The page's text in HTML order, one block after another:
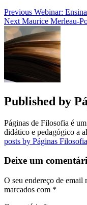
Previous Webinar:
Next Maurice Merleau-
Published by
Páginas de Filosofia é
didático e pedagógico a
posts by Páginas Filosofia
Deixe um
O seu endereço de email
marcados com *